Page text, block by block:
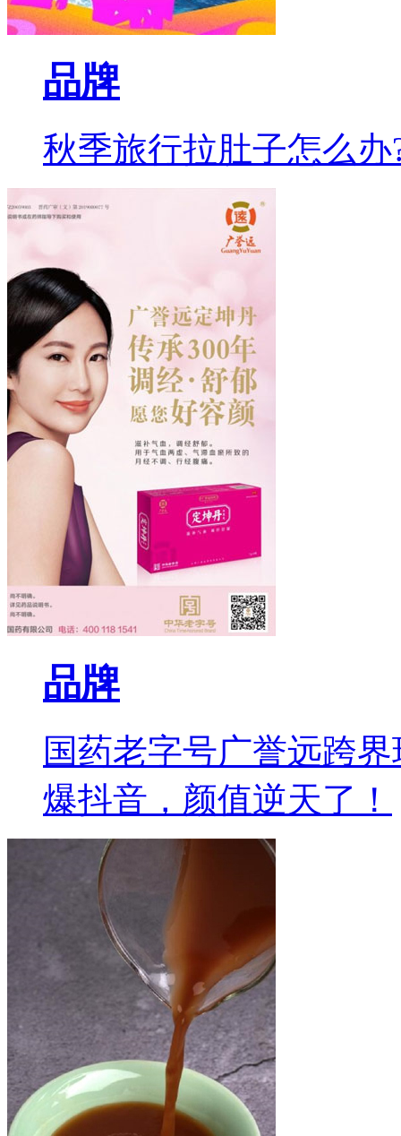
品牌
秋季旅行拉肚子怎么
品牌
国药老字号广誉远跨
爆抖音，颜值逆天了！